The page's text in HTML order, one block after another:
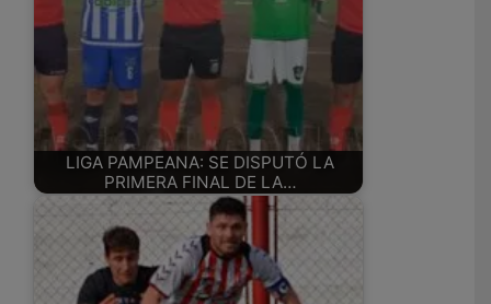
LIGA PAMPEANA: SE DISPUTÓ LA
PRIMERA FINAL DE LA…